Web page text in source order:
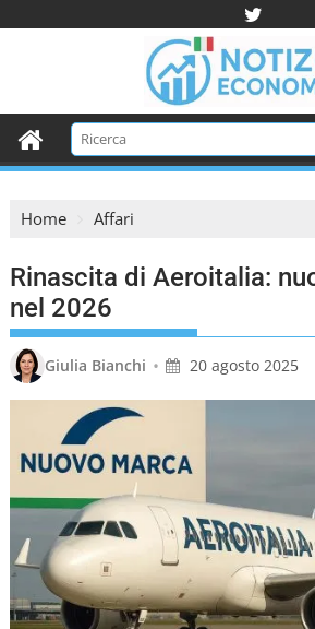
t
c
Home Affari
Rinascita di Aeroitalia:
nel 2026
Giulia Bianchi • 20 agosto 2025